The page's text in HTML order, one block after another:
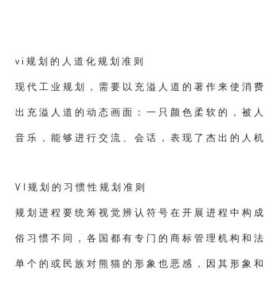
vi规划的人道化规划准则
现代工业规划，需要以充溢人道的著作来使消
出充溢人道的动态画面：一只颜色柔软的，被
音乐，能够进行交流、会话，表现了杰出的人
VI规划的习惯性规划准则
规划进程要统筹视觉辨认符号在开展进程中构
俗习惯不同，各国都有专门的商标管理机构和
单个的或民族对熊猫的形象也恶感，因其形象和